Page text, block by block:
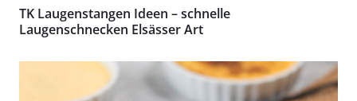
TK Laugenstangen Ideen – schnelle
Laugenschnecken Elsässer Art